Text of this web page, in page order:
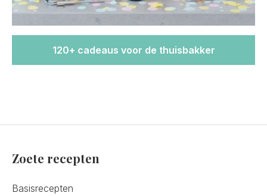
120+ cadeaus voor de thuisbakker
Zoete recepten
Basisrecepten